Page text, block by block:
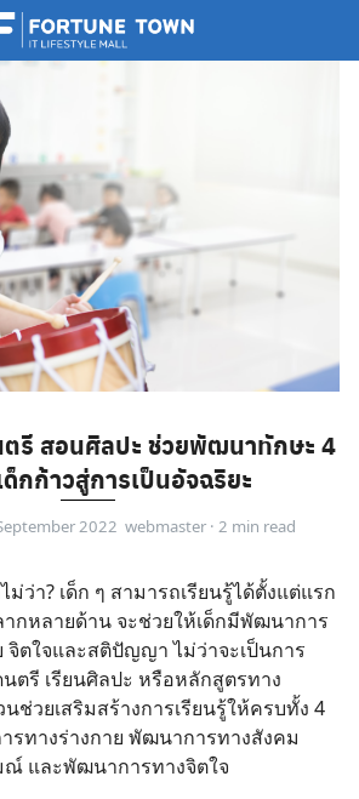
ตรี สอนศิลปะ ช่วยพัฒนาทักษะ 4
ด็กก้าวสู่การเป็นอัจฉริยะ
2022 webmaster ·
า? เด็ก ๆ สามารถเรียนรู้ได้ตั้งแต่แรก
ากหลายด้าน จะช่วยให้เด็กมีพัฒนาการ
ตใจและสติปัญญา ไม่ว่าจะเป็นการ
นตรี เรียนศิลปะ หรือหลักสูตรทาง
ช่วยเสริมสร้างการเรียนรู้ให้ครบทั้ง 4
ทางร่างกาย พัฒนาการทางสังคม
และพัฒนาการทางจิตใจ